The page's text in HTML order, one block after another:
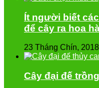
Ít người biết
để cây ra hoa
23 Tháng Chín, 2018
Cây đại đế